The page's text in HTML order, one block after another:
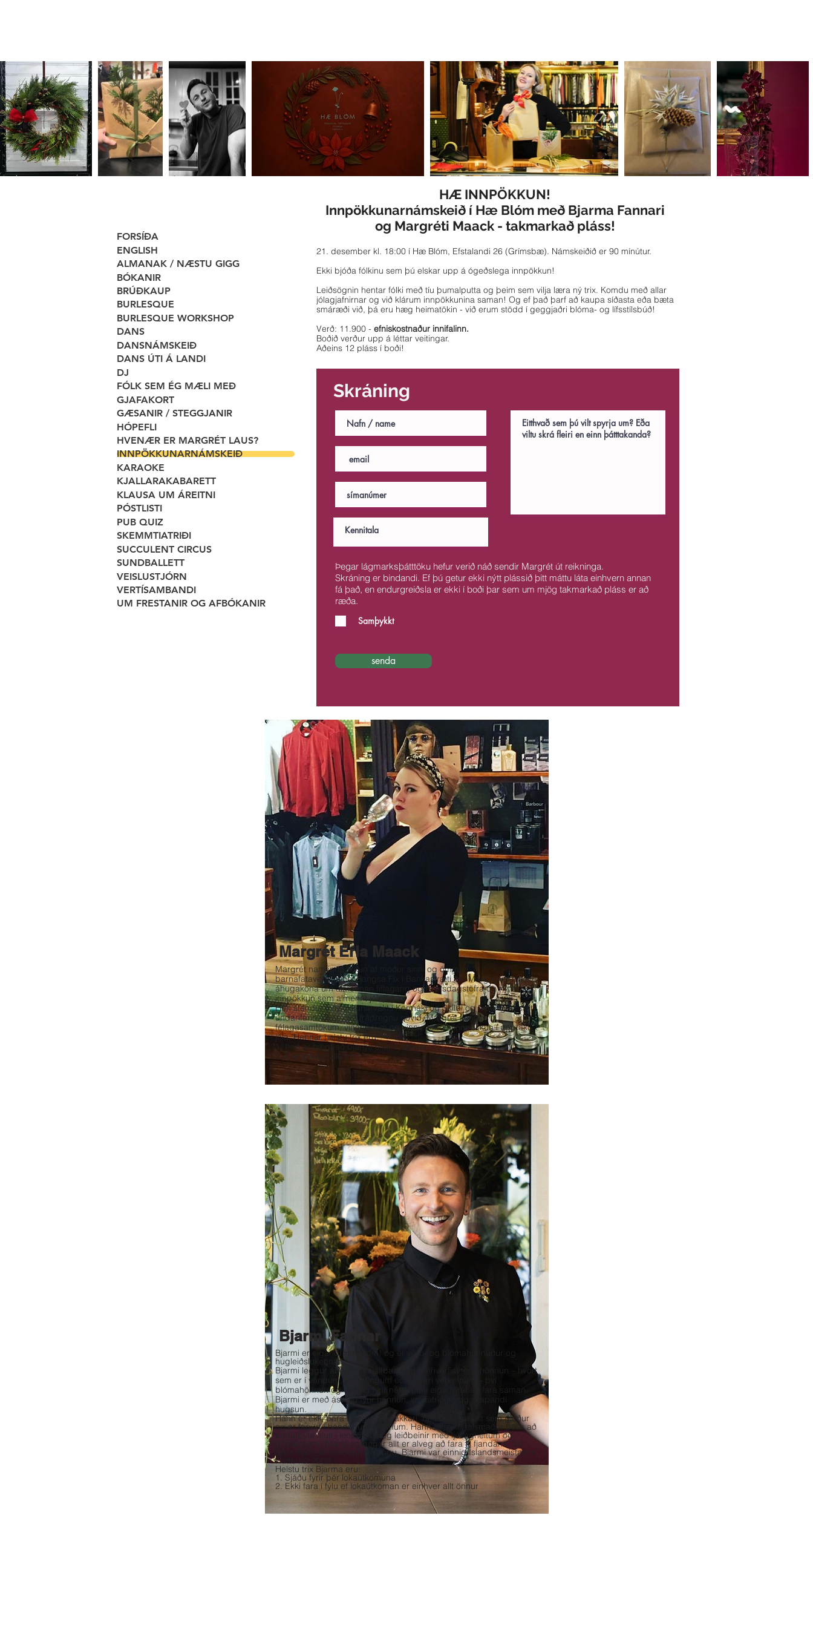
HÆ INNPÖKKUN!
Innpökkunarnámskeið í Hæ Blóm með Bjarma Fannari
og Margréti Maack - takmarkað pláss!
FORSÍÐA
ENGLISH
ALMANAK / NÆSTU GIGG
BÓKANIR
BRÚÐKAUP
BURLESQUE
BURLESQUE WORKSHOP
DANS
DANSNÁMSKEIÐ
DANS ÚTI Á LANDI
DJ
FÓLK SEM ÉG MÆLI MEÐ
GJAFAKORT
GÆSANIR / STEGGJANIR
HÓPEFLI
HVENÆR ER MARGRÉT LAUS?
INNPÖKKUNARNÁMSKEIÐ
KARAOKE
KJALLARAKABARETT
KLAUSA UM ÁREITNI
PÓSTLISTI
PUB QUIZ
SKEMMTIATRIÐI
SUCCULENT CIRCUS
SUNDBALLETT
VEISLUSTJÓRN
VERTÍSAMBANDI
UM FRESTANIR OG AFBÓKANIR
21. desember kl. 18:00 í Hæ Blóm, Efstalandi 26 (Grímsbæ). Námskeiðið er 90 mínútur.
Ekki bjóða fólkinu sem þú elskar upp á ógeðslega innpökkun!
Leiðsögnin hentar fólki með tíu þumalputta og þeim sem vilja læra ný trix. Komdu með allar
jólagjafnirnar og við klárum innpökkunina saman! Og ef það þarf að kaupa síðasta eða bæta
smáræði við, þá eru hæg heimatökin - við erum stödd í geggjaðri blóma- og lífsstílsbúð!
Verð: 11.900 - efniskostnaður innifalinn.
Boðið verður upp á léttar veitingar.
Aðeins 12 pláss í boði!
Skráning
Þegar lágmarksþátttöku hefur verið náð sendir Margrét út reikninga.
Skráning er bindandi. Ef þú getur ekki nýtt plássið þitt máttu láta einhvern annan
fá það, en endurgreiðsla er ekki í boði þar sem um mjög takmarkað pláss er að
ræða.
Samþykkt
senda
Margrét Erla Maack
Margrét nam innpökkun af móður sinni og ömmu í
barnafataversluninni Bangsa Fix í Bankastræti 11. Margrét er mikil
áhugakona um almennan fíflagang og hversdagstöfra og nýtir
innpökkun sem almennt jólajóga.
Hún stendur innpökkunarvakt í Kormáki og Skildi og hefur gert slíkt
undanfarin 12 ár - að frádregnu covid. Margrét kennir
félagasamtökum, vinahópum og vinnustöðum innpökkun í upptakti
jóla. Hennar helstu trix eru:
1. Það er hægt að bjarga öllum pökkum
2. Ekki pakka öllu inn
Bjarmi Fannar
Bjarmi er eigandi Hæ Blóm! og er vöru- og blómahönnuður og
hugleiðslukennari.
Bjarmi leggur áherslu á sjálfbæra og umhverfisvæna hönnun – hvort
sem er í vöndum, skreytingum eða stærri verkefnum – því
blómahönnun og virðing fyrir náttúrunni eiga alltaf að fara saman.
Bjarmi er með ástríðu fyrir hönnun, smáatriðum og skapandi
hugsun.
Hann er ekki bara liðlegur innpakkari, heldur leikur allt sem gleður
og er fagurt í höndunum á honum. Hann er mikill talsmaður þess að
endurnýta hluti í innpökkun og leiðbeinir með ljúflegheitum og
grínskotum í bland og þegar allt er alveg að fara til fjandans, þá
tekur hann létta öndunaræfingu. Bjarmi var einnig Íslandsmeistarinn
í latte-list 2009.
Helstu trix Bjarma eru:
1. Sjáðu fyrir þér lokaútkomuna
2. Ekki fara í fýlu ef lokaútkoman er einhver allt önnur